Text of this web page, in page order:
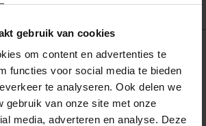
gebruik van cookies
om content en advertenties te
functies voor social media te bieden
te analyseren. Ook delen we
gebruik van onze site met onze
media, adverteren en analyse. Deze
producten